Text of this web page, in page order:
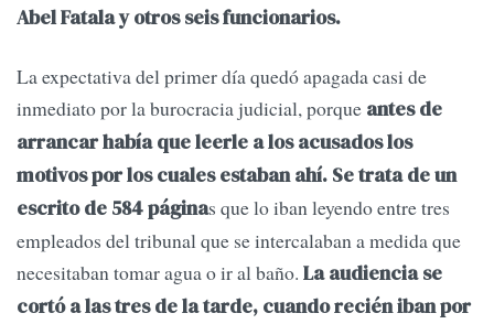
Abel Fatala y otros seis funcionarios.
La expectativa del primer día quedó apagada casi de
inmediato por la burocracia judicial, porque antes de
arrancar había que leerle a los acusados los
motivos por los cuales estaban ahí. Se trata de un
escrito de 584 páginas que lo iban leyendo entre tres
empleados del tribunal que se intercalaban a medida que
necesitaban tomar agua o ir al baño. La audiencia se
cortó a las tres de la tarde, cuando recién iban por